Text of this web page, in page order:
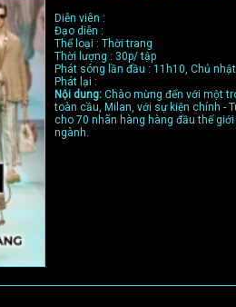
Diễn viên :
Đạo diễn :
Thể loại : Thời trang
Thời lượng : 30p/ tập
Phát sóng lần đầu : 11h10, Chủ
Phát lại :
Nội dung: Chào mừng đến với một
toàn cầu, Milan, với sự kiện chính -
cho 70 nhãn hàng hàng đầu thế
ngành.